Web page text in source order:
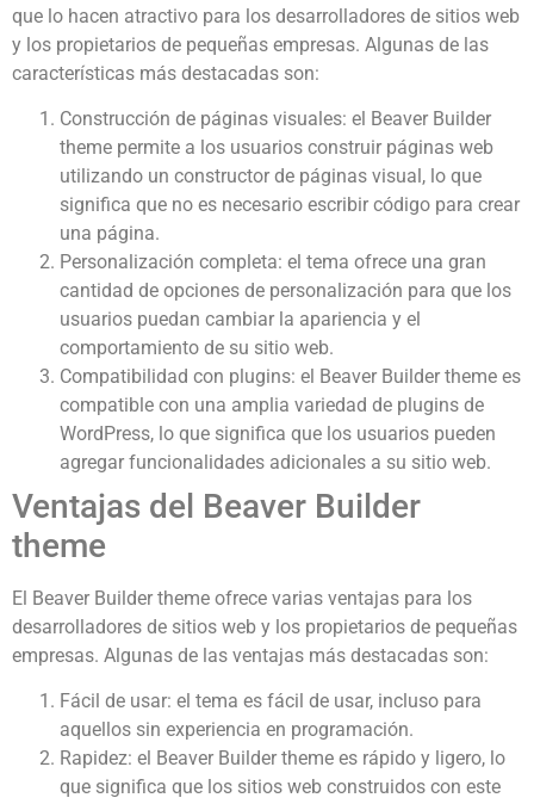
que lo hacen atractivo para los desarrolladores de sitios web
y los propietarios de pequeñas empresas. Algunas de las
características más destacadas son:
Construcción de páginas visuales: el Beaver Builder
theme permite a los usuarios construir páginas web
utilizando un constructor de páginas visual, lo que
significa que no es necesario escribir código para crear
una página.
Personalización completa: el tema ofrece una gran
cantidad de opciones de personalización para que los
usuarios puedan cambiar la apariencia y el
comportamiento de su sitio web.
Compatibilidad con plugins: el Beaver Builder theme es
compatible con una amplia variedad de plugins de
WordPress, lo que significa que los usuarios pueden
agregar funcionalidades adicionales a su sitio web.
Ventajas del Beaver Builder
theme
El Beaver Builder theme ofrece varias ventajas para los
desarrolladores de sitios web y los propietarios de pequeñas
empresas. Algunas de las ventajas más destacadas son:
Fácil de usar: el tema es fácil de usar, incluso para
aquellos sin experiencia en programación.
Rapidez: el Beaver Builder theme es rápido y ligero, lo
que significa que los sitios web construidos con este